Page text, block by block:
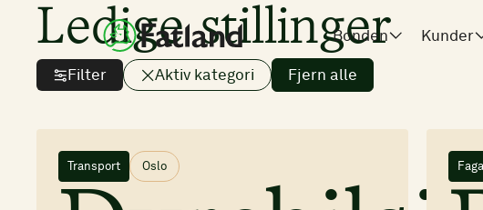
Bonden Kunder
Ledige stillinger
Filter
Aktiv kategori Fjern alle
Transport Oslo